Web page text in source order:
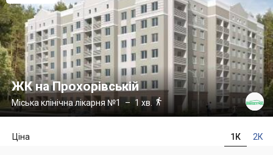
ЖК на Прохорівській
Міська клінічна лікарня №1 – 1 хв. 
1К 2К
Ціна